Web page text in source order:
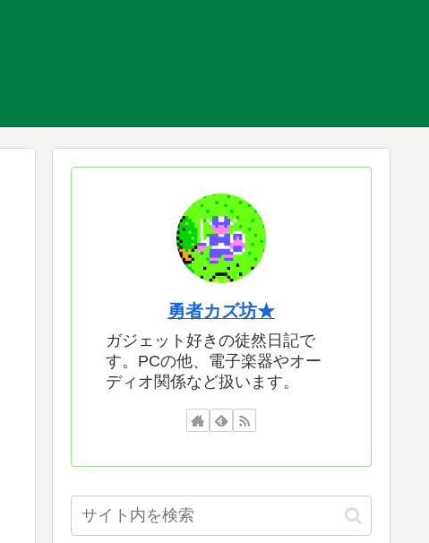
勇者カズ坊★
ガジェット好きの徒然日記で
す。PCの他、電子楽器やオー
ディオ関係など扱います。